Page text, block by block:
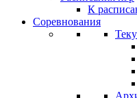
К
Соревнования